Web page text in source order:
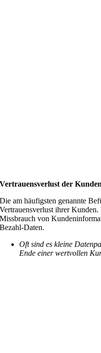
Vertrauensverlust der Kunden
Die am häufigsten genannte
Vertrauensverlust ihrer
Missbrauch von
Bezahl-Daten.
Oft sind es kleine
Ende einer wertvollen